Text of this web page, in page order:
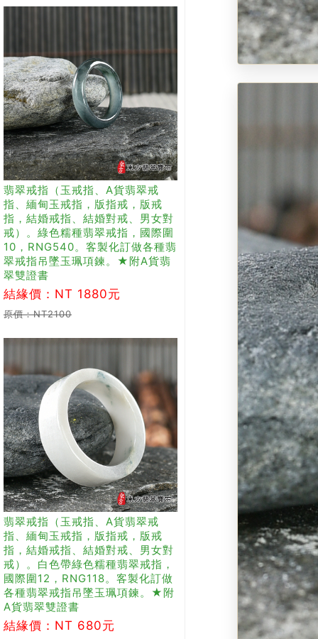
翡翠戒指（玉戒指、A貨翡翠戒
指、緬甸玉戒指，版指戒，版戒
指，結婚戒指、結婚對戒、男女對
戒）。綠色糯種翡翠戒指，國際圍
10，RNG540。客製化訂做各種翡
翠戒指吊墜玉珮項鍊。★附A貨翡
翠雙證書
結緣價：NT 1880元
原價：NT2100
翡翠戒指（玉戒指、A貨翡翠戒
指、緬甸玉戒指，版指戒，版戒
指，結婚戒指、結婚對戒、男女對
戒）。白色帶綠色糯種翡翠戒指，
國際圍12，RNG118。客製化訂做
各種翡翠戒指吊墜玉珮項鍊。★附
A貨翡翠雙證書
結緣價：NT 680元